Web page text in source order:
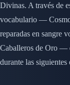
Divinas. A través de
vocabulario —
reparadas en sangre
Caballeros de Oro —
durante las siguientes